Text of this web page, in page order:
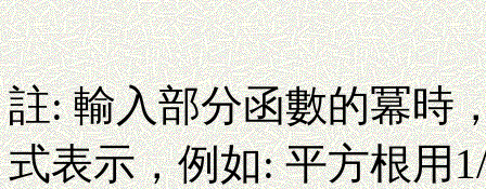
註: 輸入部分函數的冪時
式表示，例如: 平方根用